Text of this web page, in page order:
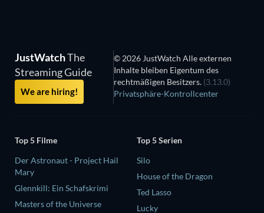
JustWatchThe
Streaming Guide
We are hiring!
© 2026 JustWatch Alle externen
Inhalte bleiben Eigentum des
rechtmäßigen Besitzers. (3.13.0)
Privatsphäre-Kontrollcenter
Top 5 Filme
Der Astronaut - Project Hail
Mary
Glennkill: Ein Schafskrimi
Masters of the Universe
Top 5 Serien
Silo
House of the Dragon
Ted Lasso
Lucky